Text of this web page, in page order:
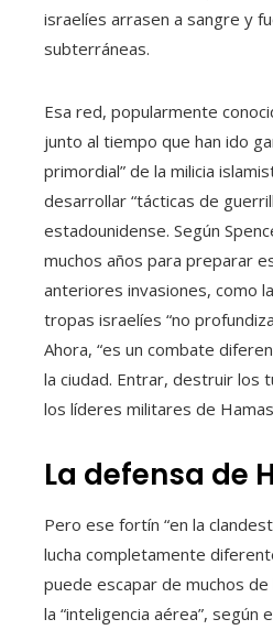
israelíes arrasen a sangre y
subterráneas.
Esa red, popularmente
junto al tiempo que han ido
primordial” de la milicia
desarrollar “tácticas de
estadounidense. Según
muchos años para preparar
anteriores invasiones, como
tropas israelíes “no
Ahora, “es un combate
la ciudad. Entrar, destruir los
los líderes militares de
La defensa de
Pero ese fortín “en la
lucha completamente
puede escapar de muchos
la “inteligencia aérea”, según